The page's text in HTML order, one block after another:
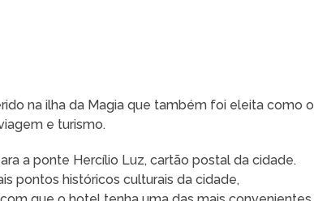
na ilha da Magia que também foi eleita como o
e turismo.
a ponte Hercílio Luz, cartão postal da cidade.
pontos históricos culturais da cidade,